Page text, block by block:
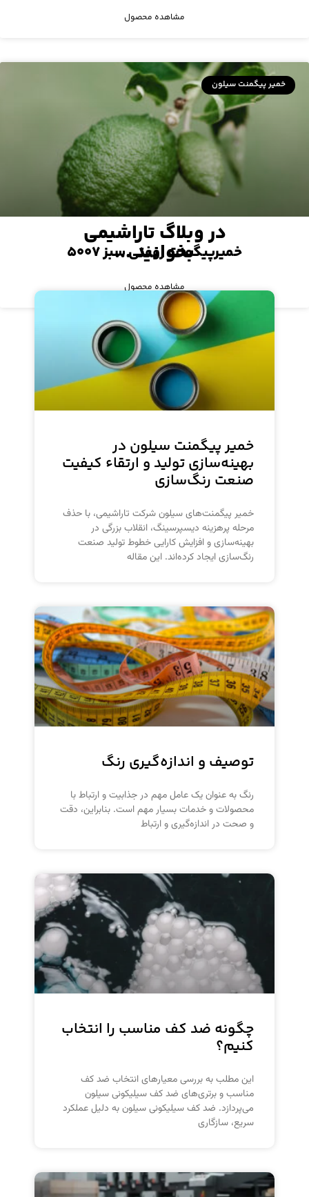
مشاهده محصول
خمیر پیگمنت سیلون
خمیرپیگمنت روغنی سبز ۵۰۰۷
مشاهده محصول
در وبلاگ تاراشیمی
بخوانید ...
خمیر پیگمنت سیلون در
بهینه‌سازی تولید و ارتقاء کیفیت
صنعت رنگ‌سازی
خمیر پیگمنت‌های سیلون شرکت تاراشیمی، با حذف
مرحله پرهزینه دیسپرسینگ، انقلاب بزرگی در
بهینه‌سازی و افزایش کارایی خطوط تولید صنعت
رنگ‌سازی ایجاد کرده‌اند. این مقاله
توصیف و اندازه‌گیری رنگ
رنگ به عنوان یک عامل مهم در جذابیت و ارتباط با
محصولات و خدمات بسیار مهم است. بنابراین، دقت
و صحت در اندازه‌گیری و ارتباط
چگونه ضد کف مناسب را انتخاب
کنیم؟
این مطلب به بررسی معیارهای انتخاب ضد کف
مناسب و برتری‌های ضد کف سیلیکونی سیلون
می‌پردازد. ضد کف سیلیکونی سیلون به دلیل عملکرد
سریع، سازگاری